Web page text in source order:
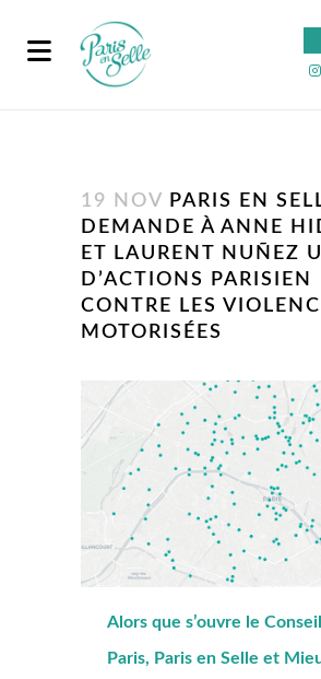
19 NOV PARIS EN
DEMANDE À ANNE
ET LAURENT NUÑEZ
D’ACTIONS PARISIEN
CONTRE LES
MOTORISÉES
Alors que s’ouvre le
Paris, Paris en Selle et